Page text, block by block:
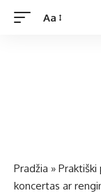
Aa
Pradžia » Praktiški
koncertas ar